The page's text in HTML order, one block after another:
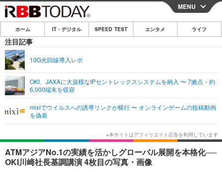
CLOSE
ホーム
IT・デジタル
ネタ
ショッピング その他
SPEED TEST
エンタメ
エンタメTOP
韓国・芸能
音楽 スポーツ
ライフ
ライフTOP グルメ
ペット ショッピング
リリース一覧
プッシュ通知の停止方法
MENU
ホーム IT・デジタル SPEED TEST エンタメ ライフ
注目記事
10G光回線導入レポ
OKI、JAXAに大規模なIPセントレックスシステムを納入 〜 7拠点・約
6,000端末を収容
mixiでウイルスへの誘導リンクが横行 〜 オンラインゲームの投稿動画
を偽装
ATMアジアNo.1の実績を活かしグローバル展開を本格化──
OKI川崎社長基調講演 4枚目の写真・画像